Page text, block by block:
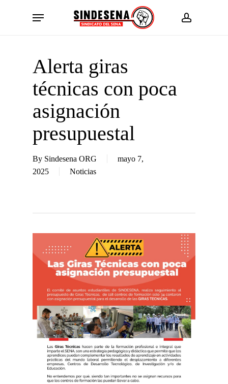
account
Menu
Alerta giras
técnicas con poca
asignación
presupuestal
By Sindesena ORG
mayo 7,
2025
Noticias